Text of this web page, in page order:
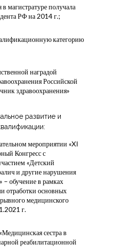
магистратуре получала
РФ на 2014 г.;
категорию
наградой
Российской
здравоохранения»
развитие и
мероприятии «XI
Конгресс с
«Детский
и другие нарушения
– обучение в рамках
отработки основных
медицинского
г.
сестра в
реабилитационной